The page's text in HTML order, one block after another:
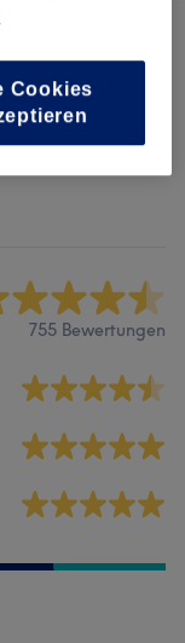
755 Bewertungen
Cookies